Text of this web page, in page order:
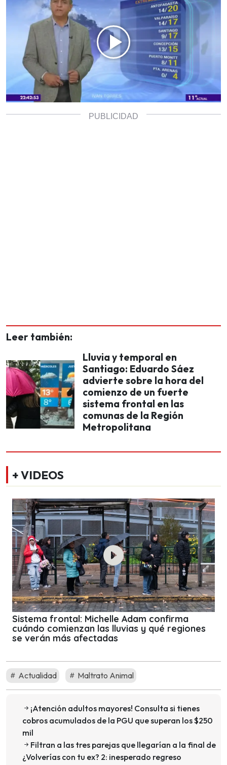
Leer también:
Lluvia y temporal en
Santiago: Eduardo Sáez
advierte sobre la hora del
comienzo de un fuerte
sistema frontal en las
comunas de la Región
Metropolitana
+ VIDEOS
Sistema frontal: Michelle Adam confirma
cuándo comienzan las lluvias y qué regiones
se verán más afectadas
Actualidad Maltrato Animal
¡Atención adultos mayores! Consulta si tienes
cobros acumulados de la PGU que superan los $250
mil
Filtran a las tres parejas que llegarían a la final de
¿Volverías con tu ex? 2: inesperado regreso